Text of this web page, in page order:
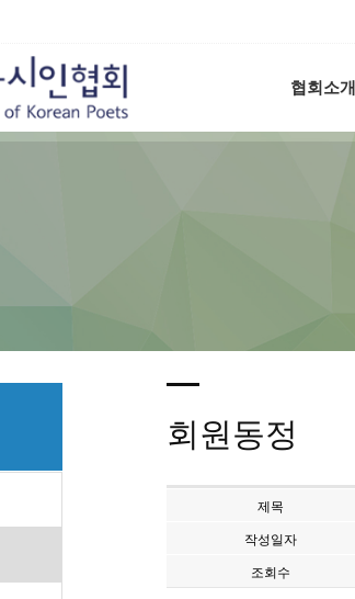
협회소개
회원동정
제목
작성일자
조회수